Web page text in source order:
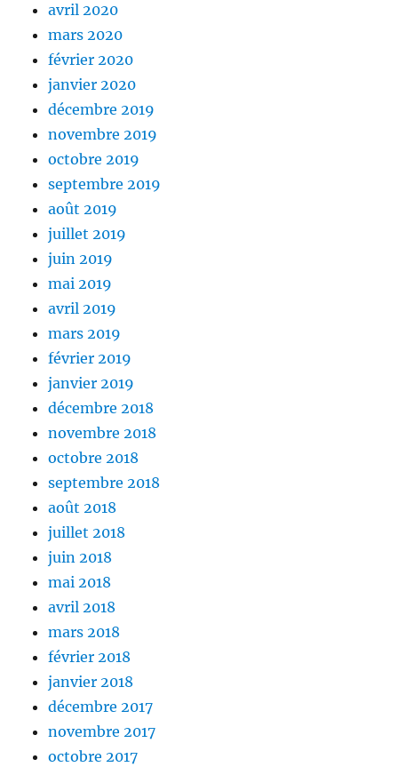
avril 2020
mars 2020
février 2020
janvier 2020
décembre 2019
novembre 2019
octobre 2019
septembre 2019
août 2019
juillet 2019
juin 2019
mai 2019
avril 2019
mars 2019
février 2019
janvier 2019
décembre 2018
novembre 2018
octobre 2018
septembre 2018
août 2018
juillet 2018
juin 2018
mai 2018
avril 2018
mars 2018
février 2018
janvier 2018
décembre 2017
novembre 2017
octobre 2017